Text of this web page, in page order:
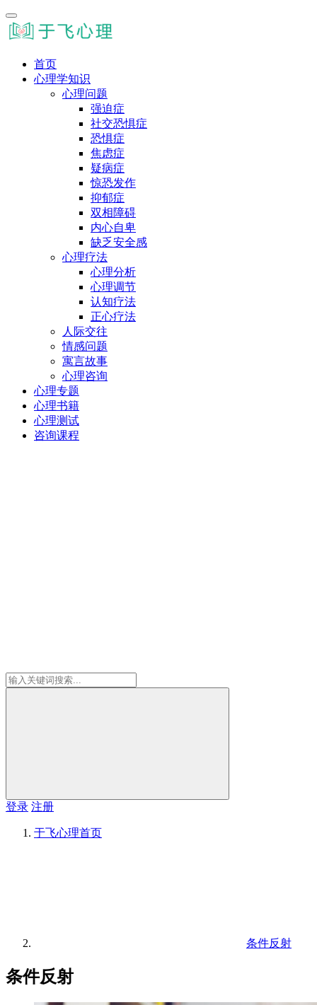
首页
心理学知识
心理问题
强迫症
社交恐惧症
恐惧症
焦虑症
疑病症
惊恐发作
抑郁症
双相障碍
内心自卑
缺乏安全感
心理疗法
心理分析
心理调节
认知疗法
正心疗法
人际交往
情感问题
寓言故事
心理咨询
心理专题
心理书籍
心理测试
咨询课程
登录 注册
于飞心理首页
条件反射
条件反射